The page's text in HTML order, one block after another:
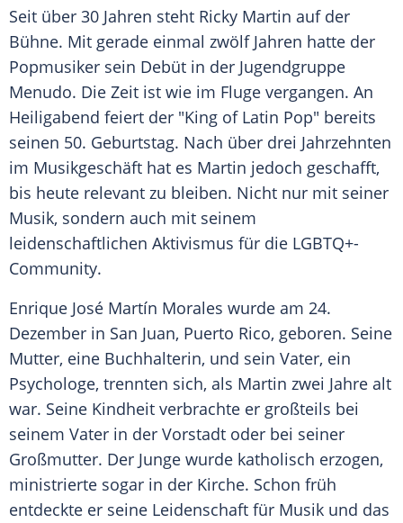
Seit über 30 Jahren steht Ricky Martin auf der
Bühne. Mit gerade einmal zwölf Jahren hatte der
Popmusiker sein Debüt in der Jugendgruppe
Menudo. Die Zeit ist wie im Fluge vergangen. An
Heiligabend feiert der "King of Latin Pop" bereits
seinen 50. Geburtstag. Nach über drei Jahrzehnten
im Musikgeschäft hat es Martin jedoch geschafft,
bis heute relevant zu bleiben. Nicht nur mit seiner
Musik, sondern auch mit seinem
leidenschaftlichen Aktivismus für die LGBTQ+-
Community.
Enrique José Martín Morales wurde am 24.
Dezember in San Juan, Puerto Rico, geboren. Seine
Mutter, eine Buchhalterin, und sein Vater, ein
Psychologe, trennten sich, als Martin zwei Jahre alt
war. Seine Kindheit verbrachte er großteils bei
seinem Vater in der Vorstadt oder bei seiner
Großmutter. Der Junge wurde katholisch erzogen,
ministrierte sogar in der Kirche. Schon früh
entdeckte er seine Leidenschaft für Musik und das